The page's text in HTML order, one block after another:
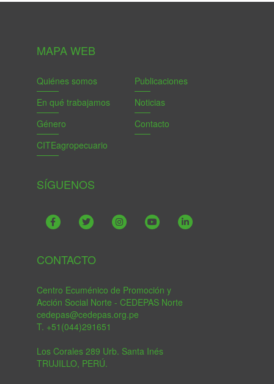
MAPA WEB
Quiénes somos
En qué trabajamos
Género
CITEagropecuario
Publicaciones
Noticias
Contacto
SÍGUENOS
CONTACTO
Centro Ecuménico de Promoción y
Acción Social Norte - CEDEPAS Norte
cedepas@cedepas.org.pe
T. +51(044)291651
Los Corales 289 Urb. Santa Inés
TRUJILLO, PERÚ.